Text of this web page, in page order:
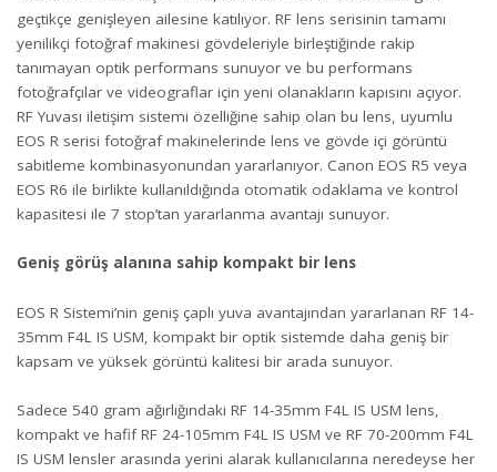
geçtikçe genişleyen ailesine katılıyor. RF lens serisinin tamamı
yenilikçi fotoğraf makinesi gövdeleriyle birleştiğinde rakip
tanımayan optik performans sunuyor ve bu performans
fotoğrafçılar ve videograflar için yeni olanakların kapısını açıyor.
RF Yuvası iletişim sistemi özelliğine sahip olan bu lens, uyumlu
EOS R serisi fotoğraf makinelerinde lens ve gövde içi görüntü
sabitleme kombinasyonundan yararlanıyor. Canon EOS R5 veya
EOS R6 ile birlikte kullanıldığında otomatik odaklama ve kontrol
kapasitesi ile 7 stop’tan yararlanma avantajı sunuyor.
Geniş görüş alanına sahip kompakt bir lens
EOS R Sistemi’nin geniş çaplı yuva avantajından yararlanan RF 14-
35mm F4L IS USM, kompakt bir optik sistemde daha geniş bir
kapsam ve yüksek görüntü kalitesi bir arada sunuyor.
Sadece 540 gram ağırlığındaki RF 14-35mm F4L IS USM lens,
kompakt ve hafif RF 24-105mm F4L IS USM ve RF 70-200mm F4L
IS USM lensler arasında yerini alarak kullanıcılarına neredeyse her